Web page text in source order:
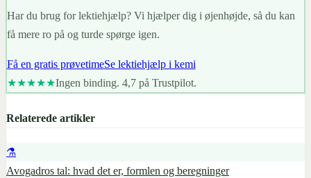
Har du brug for lektiehjælp? Vi hjælper dig i øjenhøjde, så du kan
få mere ro på og turde spørge igen.
Få en gratis prøvetimeSe lektiehjælp i kemi
★★★★★Ingen binding. 4,7 på Trustpilot.
Relaterede artikler
⚗️
Avogadros tal: hvad det er, formlen og beregninger